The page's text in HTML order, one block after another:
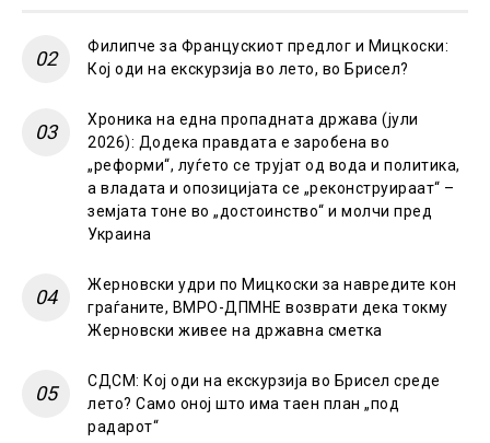
Филипче за Францускиот предлог и Мицкоски:
Кој оди на екскурзија во лето, во Брисел?
Хроника на една пропадната држава (јули
2026): Додека правдата е заробена во
„реформи“, луѓето се трујат од вода и политика,
а владата и опозицијата се „реконструираат“ –
земјата тоне во „достоинство“ и молчи пред
Украина
Жерновски удри по Мицкоски за навредите кон
граѓаните, ВМРО-ДПМНЕ возврати дека токму
Жерновски живее на државна сметка
СДСМ: Кој оди на екскурзија во Брисел среде
лето? Само оној што има таен план „под
радарот“